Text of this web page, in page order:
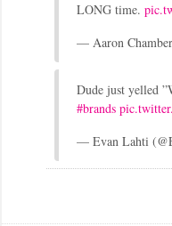
LONG time.
— Aaron
Dude just yelled
#brands
— Evan Lahti